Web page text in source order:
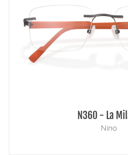
N360 - La
Nino